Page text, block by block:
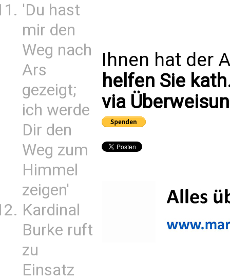
'Du hast
mir den
Weg nach
Ars
gezeigt;
ich werde
Dir den
Weg zum
Himmel
zeigen'
Kardinal
Burke ruft
zu
Einsatz
Ihnen hat der
helfen Sie
via